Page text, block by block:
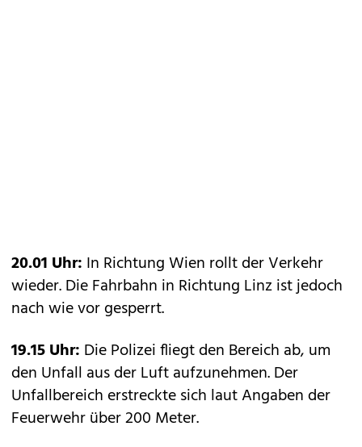
20.01 Uhr: In Richtung Wien rollt der Verkehr
wieder. Die Fahrbahn in Richtung Linz ist jedoch
nach wie vor gesperrt.
19.15 Uhr: Die Polizei fliegt den Bereich ab, um
den Unfall aus der Luft aufzunehmen. Der
Unfallbereich erstreckte sich laut Angaben der
Feuerwehr über 200 Meter.